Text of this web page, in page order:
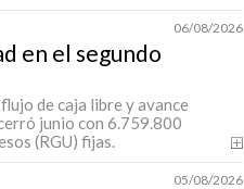
06/08/2026
en el segundo
de caja libre y avance
junio con 6.759.800
(RGU) fijas.
05/08/2026